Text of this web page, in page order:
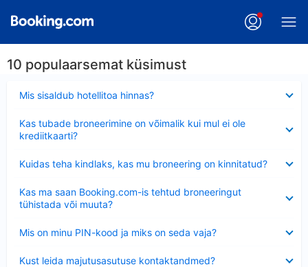
10 populaarsemat küsimust
Mis sisaldub hotellitoa hinnas?
Kas tubade broneerimine on võimalik kui mul ei ole
krediitkaarti?
Kuidas teha kindlaks, kas mu broneering on kinnitatud?
Kas ma saan Booking.com-is tehtud broneeringut
tühistada või muuta?
Mis on minu PIN-kood ja miks on seda vaja?
Kust leida majutusasutuse kontaktandmed?